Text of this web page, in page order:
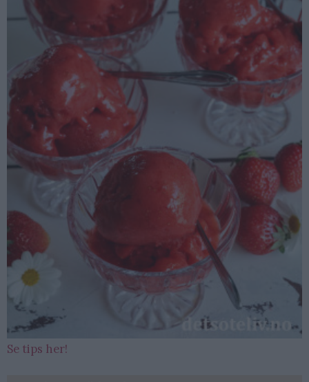
Se tips her!